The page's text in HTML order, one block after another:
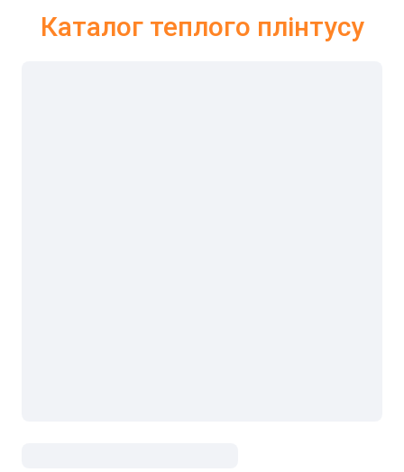
Каталог теплого плінтусу